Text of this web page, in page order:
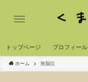
トッブページ プロフィール
ホーム 無脳症